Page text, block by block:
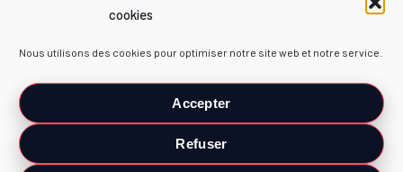
cookies
Nous utilisons des cookies pour optimiser notre site web et notre service.
Accepter
Refuser
PARTENAIRES
TOPMUSIQUE80